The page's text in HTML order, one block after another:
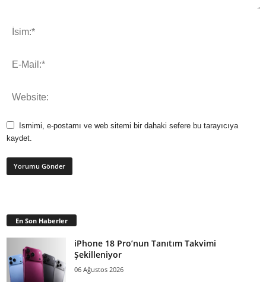
Ismimi, e-postamı ve web sitemi bir dahaki sefere bu tarayıcıya
kaydet.
En Son Haberler
iPhone 18 Pro’nun Tanıtım Takvimi
Şekilleniyor
06 Ağustos 2026